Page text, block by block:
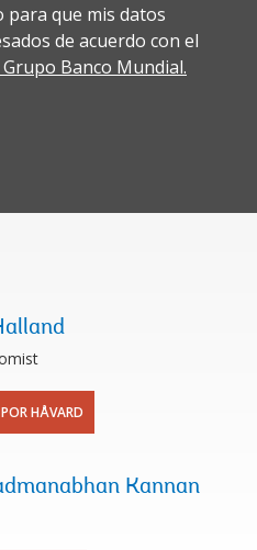
que mis datos
de acuerdo con el
Banco Mundial.
HÅVARD
Kannan